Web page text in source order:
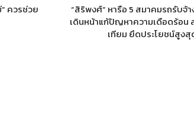
ควรช่วย
“สิริพงศ์” หารือ 5 สมาคมรถรับจ้
เดินหน้าแก้ปัญหาความเดือดร้อน
เทียม ยึดประโยชน์สูง